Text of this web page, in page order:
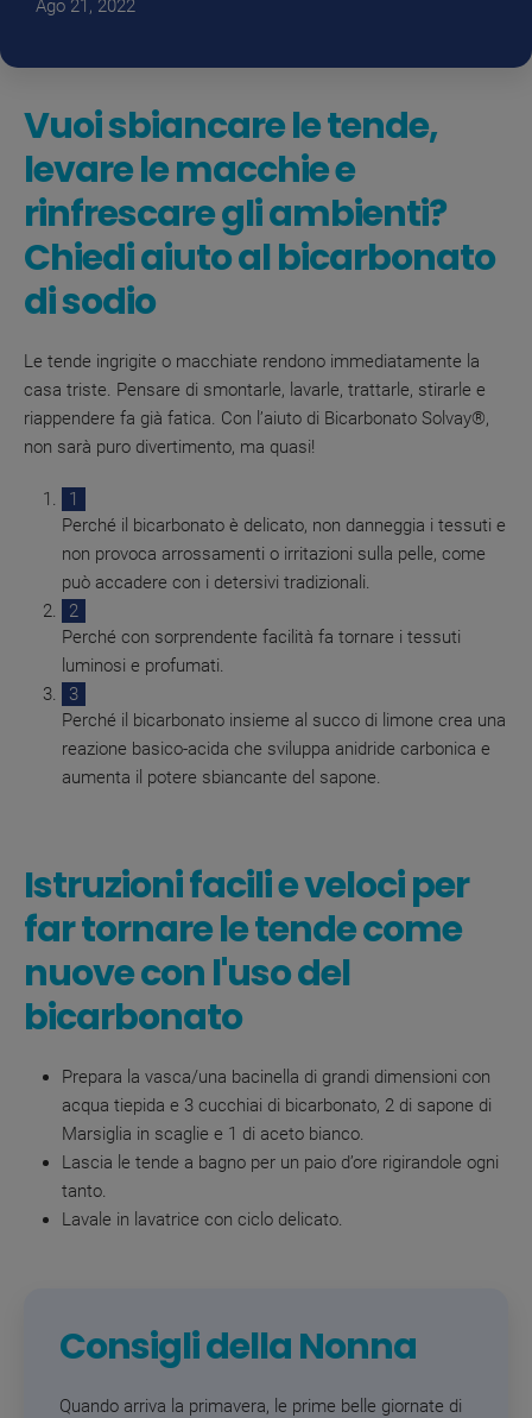
Ago 21, 2022
Vuoi sbiancare le tende,
levare le macchie e
rinfrescare gli ambienti?
Chiedi aiuto al bicarbonato
di sodio
Le tende ingrigite o macchiate rendono immediatamente la
casa triste. Pensare di smontarle, lavarle, trattarle, stirarle e
riappendere fa già fatica. Con l’aiuto di Bicarbonato Solvay®,
non sarà puro divertimento, ma quasi!
Perché il bicarbonato è delicato, non danneggia i tessuti e
non provoca arrossamenti o irritazioni sulla pelle, come
può accadere con i detersivi tradizionali.
Perché con sorprendente facilità fa tornare i tessuti
luminosi e profumati.
Perché il bicarbonato insieme al succo di limone crea una
reazione basico-acida che sviluppa anidride carbonica e
aumenta il potere sbiancante del sapone.
Istruzioni facili e veloci per
far tornare le tende come
nuove con l'uso del
bicarbonato
Prepara la vasca/una bacinella di grandi dimensioni con
acqua tiepida e 3 cucchiai di bicarbonato, 2 di sapone di
Marsiglia in scaglie e 1 di aceto bianco.
Lascia le tende a bagno per un paio d’ore rigirandole ogni
tanto.
Lavale in lavatrice con ciclo delicato.
Consigli della Nonna
Quando arriva la primavera, le prime belle giornate di